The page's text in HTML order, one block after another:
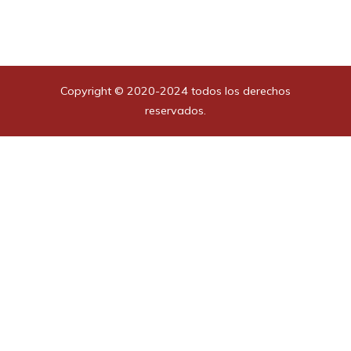
Copyright © 2020-2024 todos los derechos
reservados.